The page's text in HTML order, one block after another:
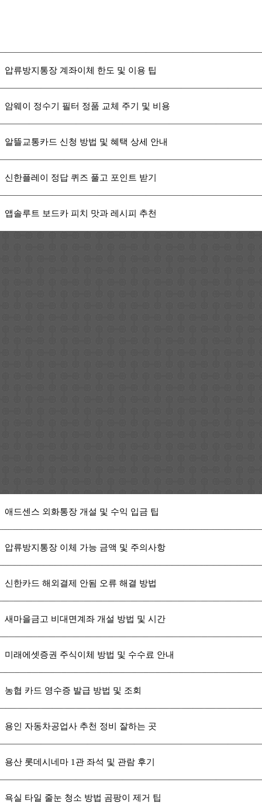
압류방지통장 계좌이체 한도 및 이용 팁
암웨이 정수기 필터 정품 교체 주기 및 비용
알뜰교통카드 신청 방법 및 혜택 상세 안내
신한플레이 정답 퀴즈 풀고 포인트 받기
앱솔루트 보드카 피치 맛과 레시피 추천
애드센스 외화통장 개설 및 수익 입금 팁
압류방지통장 이체 가능 금액 및 주의사항
신한카드 해외결제 안됨 오류 해결 방법
새마을금고 비대면계좌 개설 방법 및 시간
미래에셋증권 주식이체 방법 및 수수료 안내
농협 카드 영수증 발급 방법 및 조회
용인 자동차공업사 추천 정비 잘하는 곳
용산 롯데시네마 1관 좌석 및 관람 후기
욕실 타일 줄눈 청소 방법 곰팡이 제거 팁